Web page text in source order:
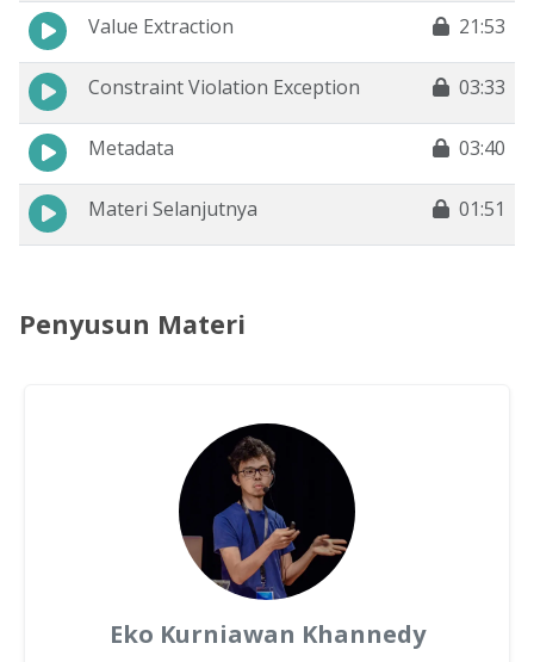
Value Extraction 21:53
Constraint Violation Exception 03:33
Metadata 03:40
Materi Selanjutnya 01:51
Penyusun Materi
Eko Kurniawan Khannedy